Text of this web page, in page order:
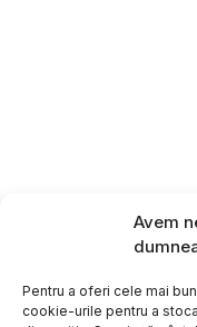
Avem
Pentru a oferi cele mai
cookie-urile pentru a